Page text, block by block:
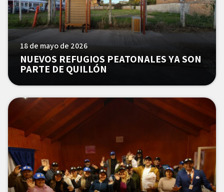
18 de mayo de 2026
NUEVOS REFUGIOS PEATONALES YA SON
PARTE DE QUILLÓN